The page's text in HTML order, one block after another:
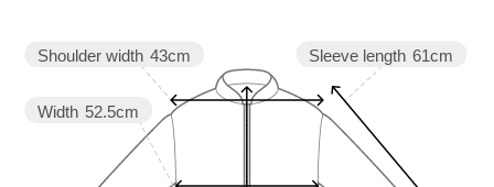
Sleeve length 61cm
Width 52.5cm
Shoulder width 43cm